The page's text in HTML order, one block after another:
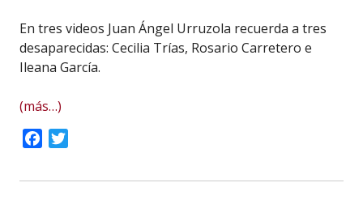
En tres videos Juan Ángel Urruzola recuerda a tres
desaparecidas: Cecilia Trías, Rosario Carretero e
Ileana García.
(más…)
Facebook